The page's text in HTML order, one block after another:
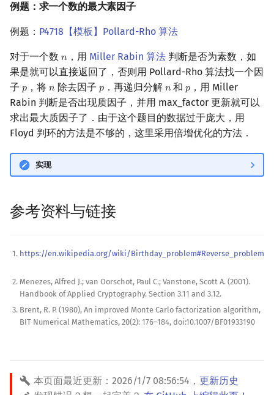
例题：求一个数的最大素因子
例题： P4718【模板】Pollard-Rho 算法
对于一个数 𝑛
n ，用 Miller Rabin 算法判断是否为素数，如
果是就可以直接返回了，否则用 Pollard-Rho 算法找一个因
子 𝑝
p ，将𝑛
n 除去因子 𝑝
p．再递归分解 𝑛
n 和𝑝
p ，用 Miller
Rabin 判断是否出现质因子，并用 max_factor 更新就可以
求出最大质因子了．由于这个题目的数据过于庞大，用
Floyd 判环的方法是不够的，这里采用倍增优化的方法．
实现
参考资料与链接
https://en.wikipedia.org/wiki/Birthday_problem#Reverse_problem
Menezes, Alfred J.; van Oorschot, Paul C.; Vanstone, Scott A. (2001).
Handbook of Applied Cryptography. Section 3.11 and 3.12.
Brent, R. P. (1980), An improved Monte Carlo factorization algorithm,
BIT Numerical Mathematics, 20(2): 176–184, doi:10.1007/BF01933190
本页面最近更新： 2026/1/7 08:56:54 ， 更新历史